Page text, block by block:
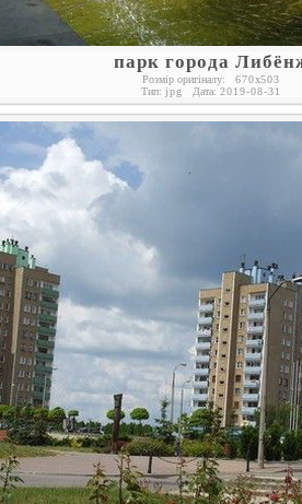
парк города
Розмір оригіналу: 670x503
Тип: jpg Дата: 2019-08-31